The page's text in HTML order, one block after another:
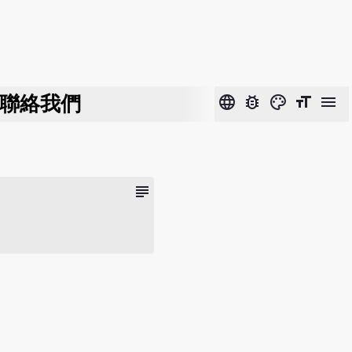
絡我們 language bug_report color_lens format_size menu
subject